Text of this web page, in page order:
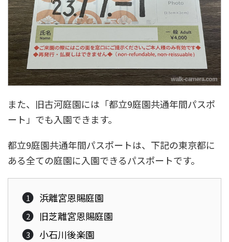
また、旧古河庭園には「都立9庭園共通年間パスポ
ート」でも入園できます。
都立9庭園共通年間パスポートは、下記の東京都に
ある全ての庭園に入園できるパスポートです。
浜離宮恩賜庭園
旧芝離宮恩賜庭園
小石川後楽園